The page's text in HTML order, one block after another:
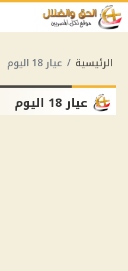
الرئيسية عيار 18 اليوم
عيار 18 اليوم